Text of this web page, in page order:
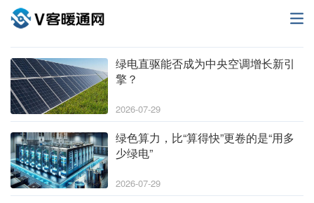
绿电直驱能否成为中央空调增长新引
擎？
2026-07-29
绿色算力，比“算得快”更卷的是“用多
少绿电”
2026-07-29